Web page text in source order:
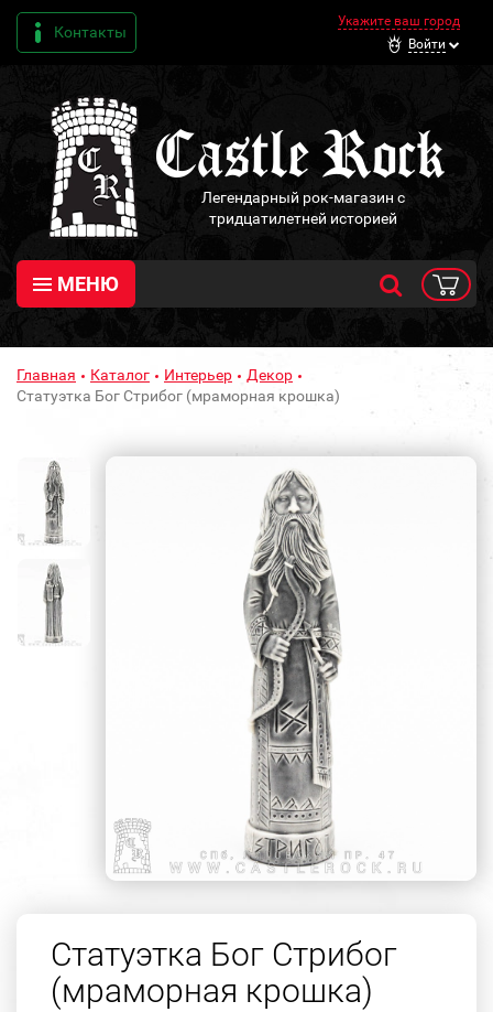
Контакты
Укажите ваш город
Войти
Легендарный рок-магазин с
тридцатилетней историей
МЕНЮ
Главная Каталог Интерьер
Декор
Статуэтка Бог Стрибог (мраморная крошка)
Статуэтка Бог Стрибог
(мраморная крошка)